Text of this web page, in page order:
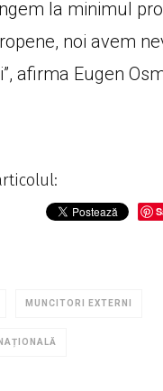
la minimul
noi avem
afirma Eugen
MUNCITORI EXTERNI